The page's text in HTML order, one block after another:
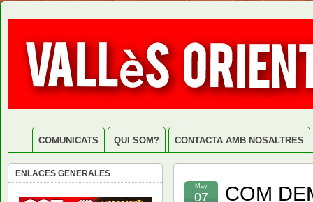
COMUNICATS QUI SOM? CONTACTA AMB NOSALTRES
COM
May
07
ENLACES GENERALES